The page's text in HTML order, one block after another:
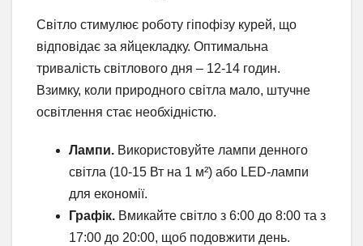
Світло стимулює роботу гіпофізу курей, що
відповідає за яйцекладку. Оптимальна
тривалість світлового дня – 12-14 годин.
Взимку, коли природного світла мало, штучне
освітлення стає необхідністю.
Лампи. Використовуйте лампи денного
світла (10-15 Вт на 1 м²) або LED-лампи
для економії.
Графік. Вмикайте світло з 6:00 до 8:00 та з
17:00 до 20:00, щоб подовжити день.